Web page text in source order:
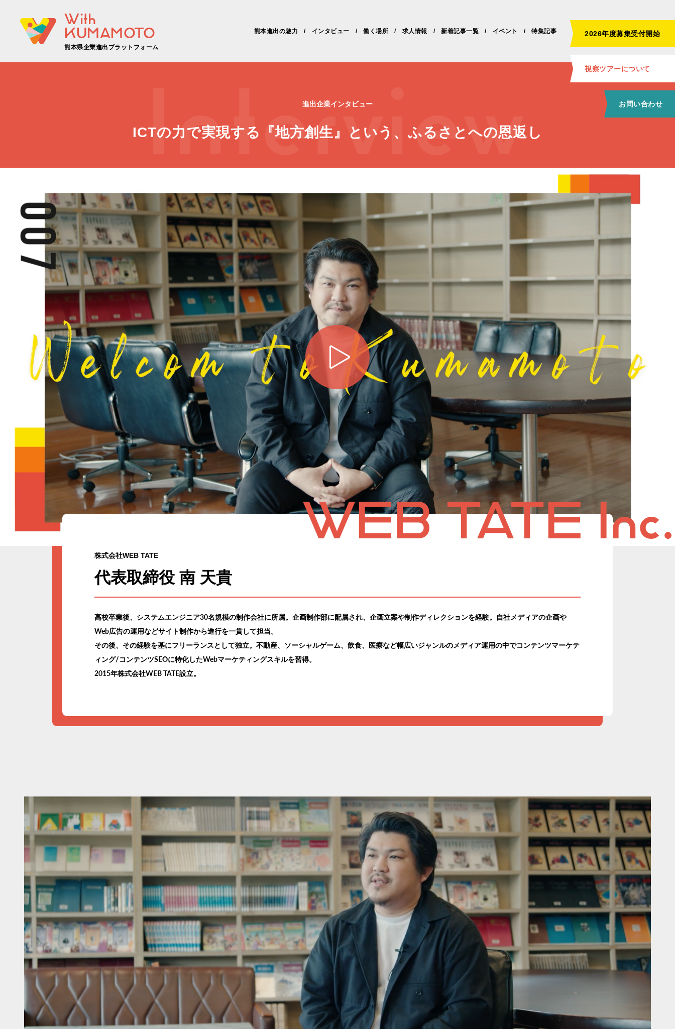
With
KUMAMOTO
熊本県企業進出プラットフォーム
熊本進出の魅力 インタビュー 働く場所 求人情報 新着記事一覧 イベント 特集記事 2026年度募集受付開始
視察ツアーについて
お問い合わせ
Interview
進出企業インタビュー
ICTの力で実現する『地方創生』という、ふるさとへの恩返し
WEB TATE Inc.
株式会社WEB TATE
代表取締役 南 天貴
高校卒業後、システムエンジニア30名規模の制作会社に所属。企画制作部に配属され、企画立案や制作ディレクションを経験。自社メディアの企画や
Web広告の運用などサイト制作から進行を一貫して担当。
その後、その経験を基にフリーランスとして独立。不動産、ソーシャルゲーム、飲食、医療など幅広いジャンルのメディア運用の中でコンテンツマーケテ
ィング/コンテンツSEOに特化したWebマーケティングスキルを習得。
2015年株式会社WEB TATE設立。